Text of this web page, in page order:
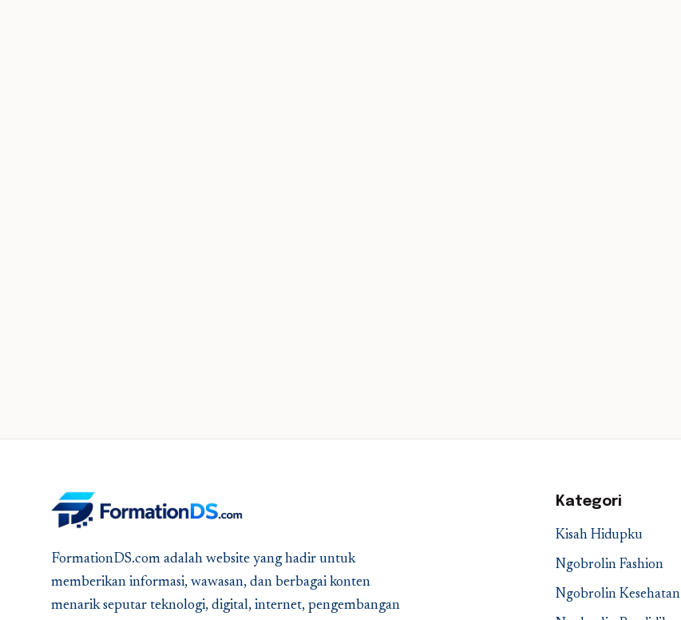
FormationDS.com adalah website yang hadir untuk
memberikan informasi, wawasan, dan berbagai konten
menarik seputar teknologi, digital, internet, pengembangan
Kategori
Kisah Hidupku
Ngobrolin Fashion
Ngobrolin Kesehatan